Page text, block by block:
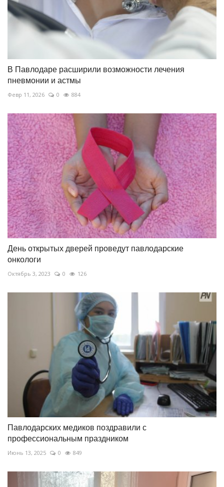
В Павлодаре расширили возможности лечения
пневмонии и астмы
Февр 11, 2026 0 884
День открытых дверей проведут павлодарские
онкологи
Октябрь 3, 2023 0 126
Павлодарских медиков поздравили с
профессиональным праздником
Июнь 13, 2025 0 849